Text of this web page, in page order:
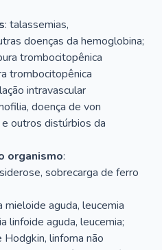
: talassemias,
doenças da hemoglobina;
trombocitopênica
trombocitopênica
intravascular
doença de von
outros distúrbios da
organismo:
sobrecarga de ferro
mieloide aguda, leucemia
linfoide aguda, leucemia;
Hodgkin, linfoma não